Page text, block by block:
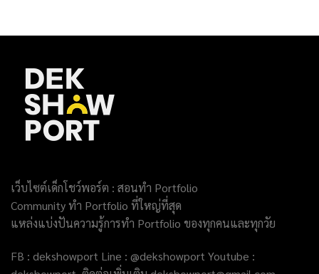
เว็บไซต์เด็กโชว์พอร์ต : สอนทำ Portfolio
Community ทำ Portfolio ที่ใหญ่ที่สุด
แหล่งแบ่งปันความรู้การทำ Portfolio ของทุกคนและทุกวัย
FB : dekshowport Line : @dekshowport Youtube :